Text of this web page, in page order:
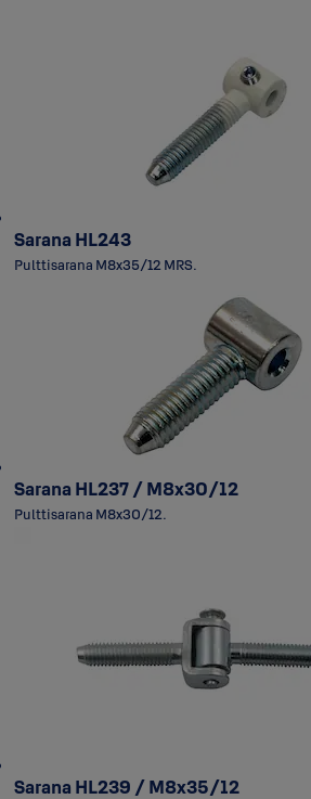
Sarana HL243
Pulttisarana M8x35/12 MRS.
Sarana HL237 / M8x30/12
Pulttisarana M8x30/12.
Sarana HL239 / M8x35/12